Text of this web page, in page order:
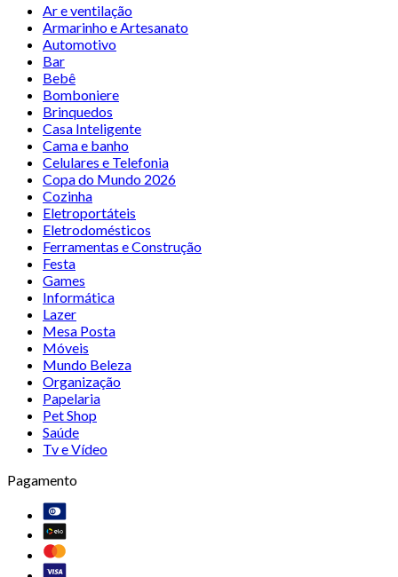
Ar e ventilação
Armarinho e Artesanato
Automotivo
Bar
Bebê
Bomboniere
Brinquedos
Casa Inteligente
Cama e banho
Celulares e Telefonia
Copa do Mundo 2026
Cozinha
Eletroportáteis
Eletrodomésticos
Ferramentas e Construção
Festa
Games
Informática
Lazer
Mesa Posta
Móveis
Mundo Beleza
Organização
Papelaria
Pet Shop
Saúde
Tv e Vídeo
Pagamento